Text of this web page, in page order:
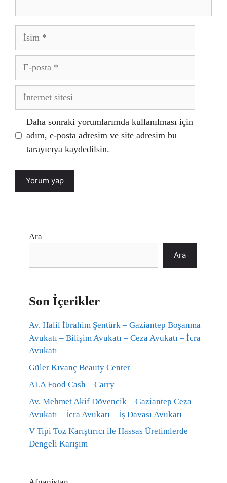
İsim
posta
İnternet
Daha sonraki yorumlarımda kullanılması için
adım, e-posta adresim ve site adresim bu
tarayıcıya kaydedilsin.
Ara
Ara
Son İçerikler
Av. Halil İbrahim Şentürk – Gaziantep Boşanma
Avukatı – Bilişim Avukatı – Ceza Avukatı – İcra
Avukatı
Güler Kıvanç Beauty Center
ALA Food Cash – Carry
Av. Mehmet Akif Dövencik – Gaziantep Ceza
Avukatı – İcra Avukatı – İş Davası Avukatı
V Tipi Toz Karıştırıcı ile Hassas Üretimlerde
Dengeli Karışım